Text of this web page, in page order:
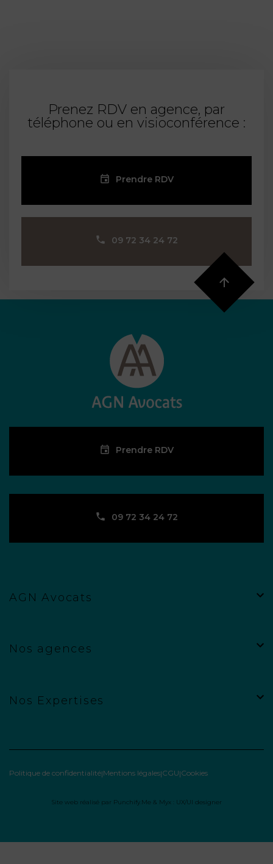
Prenez RDV en agence, par
téléphone ou en visioconférence :
Prendre RDV
09 72 34 24 72
Prendre RDV
09 72 34 24 72
AGN Avocats
Nos agences
Nos Expertises
Politique de confidentialité Mentions légales CGU Cookies
Site web réalisé par Punchify.Me & Myx : UX/UI designer